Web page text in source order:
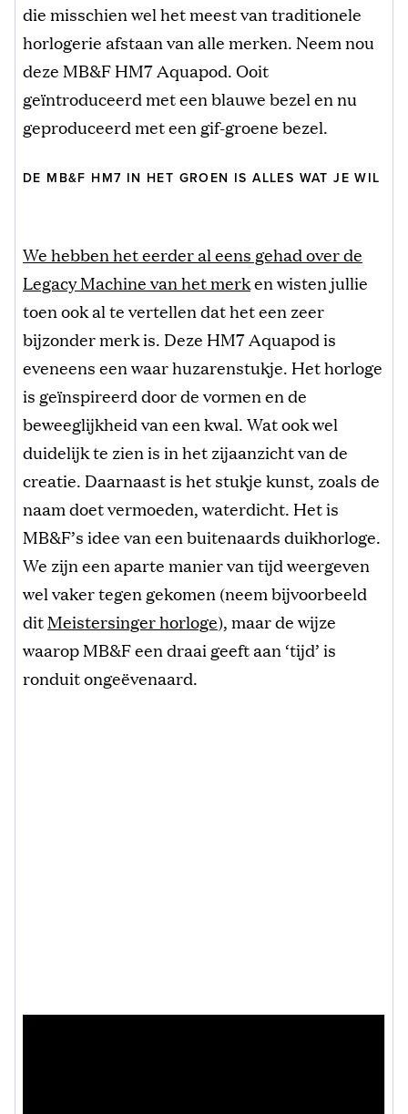
die misschien wel het meest van traditionele
horlogerie afstaan van alle merken. Neem nou
deze MB&F HM7 Aquapod. Ooit
geïntroduceerd met een blauwe bezel en nu
geproduceerd met een gif-groene bezel.
DE MB&F HM7 IN HET GROEN IS ALLES WAT JE WIL
We hebben het eerder al eens gehad over de
Legacy Machine van het merken wisten jullie
toen ook al te vertellen dat het een zeer
bijzonder merk is. Deze HM7 Aquapod is
eveneens een waar huzarenstukje. Het horloge
is geïnspireerd door de vormen en de
beweeglijkheid van een kwal. Wat ook wel
duidelijk te zien is in het zijaanzicht van de
creatie. Daarnaast is het stukje kunst, zoals de
naam doet vermoeden, waterdicht. Het is
MB&F’s idee van een buitenaards duikhorloge.
We zijn een aparte manier van tijd weergeven
wel vaker tegen gekomen (neem bijvoorbeeld
ditMeistersinger horloge), maar de wijze
waarop MB&F een draai geeft aan ‘tijd’ is
ronduit ongeëvenaard.